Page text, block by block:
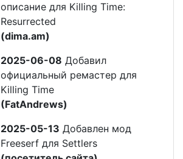
описание для Killing Time:
Resurrected
(dima.am)
2025-06-08 Добавил
официальный ремастер для
Killing Time
(FatAndrews)
2025-05-13 Добавлен мод
Freeserf для Settlers